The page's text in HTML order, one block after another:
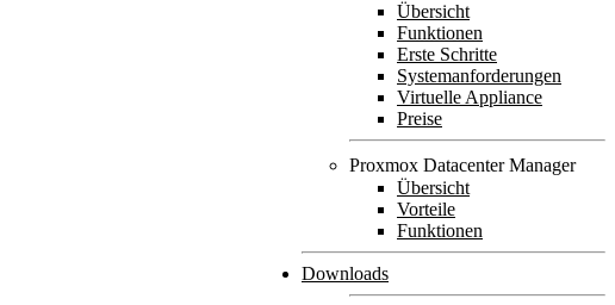
Übersicht
Funktionen
Erste Schritte
Systemanforderungen
Virtuelle Appliance
Preise
Proxmox Datacenter Manager
Übersicht
Vorteile
Funktionen
Downloads